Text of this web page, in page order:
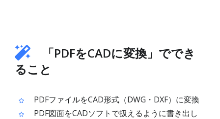
「PDFをCADに変換」ででき
ること
PDFファイルをCAD形式（DWG・DXF）に変換
PDF図面をCADソフトで扱えるように書き出し